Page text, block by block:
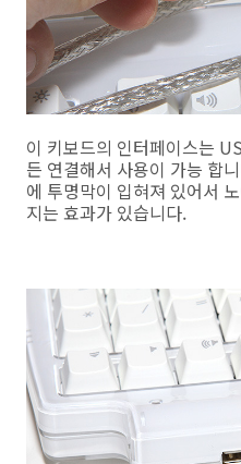
이 키보드의 인터페이스는
든 연결해서 사용이 가능 합
에 투명막이 입혀져 있어서
지는 효과가 있습니다.